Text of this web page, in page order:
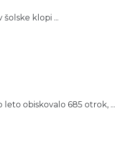
klopi ...
obiskovalo 685 otrok, ...